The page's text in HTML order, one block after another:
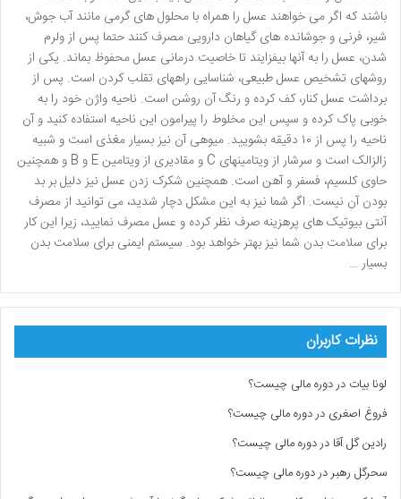
باشند که اگر می خواهند عسل را همراه با محلول های گرمی مانند آب جوش،
شیر، فرنی و جوشانده های گیاهان دارویی مصرف کنند حتما پس از ولرم
شدن، عسل را به آنها بیفزایند تا خاصیت درمانی عسل محفوظ بماند. یکی از
روشهای تشخیص عسل طبیعی، شناسایی راههای تقلب کردن است. پس از
برداشت عسل کنار، کف کرده و رنگ آن روشن است. ناحیه واژن خود را به
خوبی پاک کرده و سپس این مخلوط را پیرامون این ناحیه استفاده کنید و آن
ناحیه را پس از ۱۰ دقیقه بشویید. میوهی آن نیز بسیار مغذی است و شبیه
زالزالک است و سرشار از ویتامینهای C و مقادیری از ویتامین E و B و همچنین
حاوی کلسیم، فسفر و آهن است. همچنین شکرک زدن عسل نیز دلیل بر بد
بودن آن نیست. اگر شما نیز به این مشکل دچار شدید، می توانید از مصرف
آنتی بیوتیک های پرهزینه صرف نظر کرده و عسل مصرف نمایید، زیرا این کار
برای سلامت بدن شما نیز بهتر خواهد بود. سیستم ایمنی برای سلامت بدن
بسیار …
نظرات کاربران
لونا بیات دردوره مالی چیست؟
فروغ اصغری دردوره مالی چیست؟
رادین گل آقا دردوره مالی چیست؟
سحرگل رهبردردوره مالی چیست؟